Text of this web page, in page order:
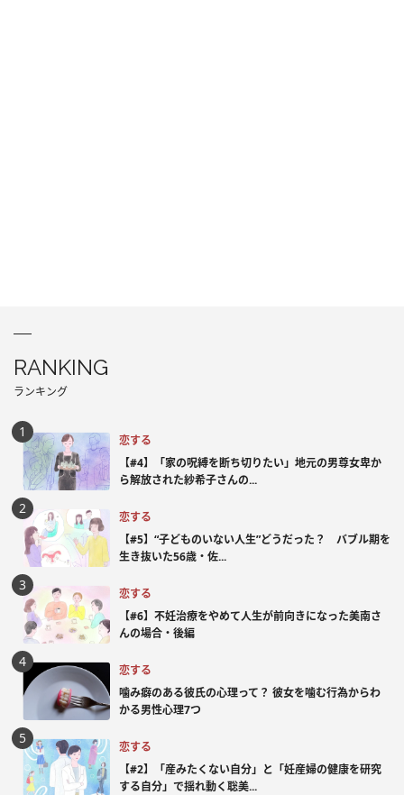
RANKING
ランキング
恋する
【#4】「家の呪縛を断ち切りたい」地元の男尊女卑か
ら解放された紗希子さんの...
恋する
【#5】“子どものいない人生”どうだった？ バブル期を
生き抜いた56歳・佐...
恋する
【#6】不妊治療をやめて人生が前向きになった美南さ
んの場合・後編
恋する
噛み癖のある彼氏の心理って？ 彼女を噛む行為からわ
かる男性心理7つ
恋する
【#2】「産みたくない自分」と「妊産婦の健康を研究
する自分」で揺れ動く聡美...